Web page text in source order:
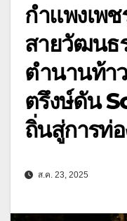
กำแพงเพ
สายวัฒนธ
ตำนานท้า
ตรึงษ์ดัน
ถิ่นสู่การท่
ส.ค. 23, 2025